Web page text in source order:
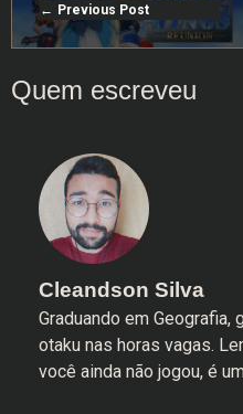
Previous Post
Cleandson Silva
Graduando em
otaku nas horas vagas.
você ainda não jogou, é